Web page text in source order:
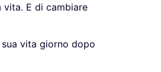
vita. E di cambiare
sua vita giorno dopo